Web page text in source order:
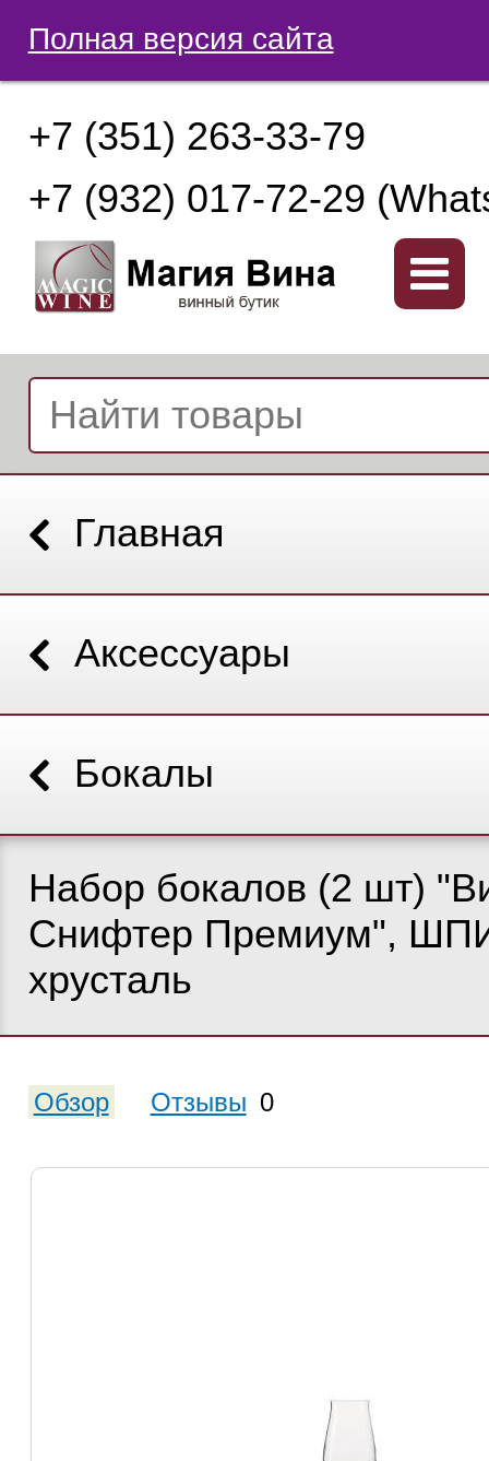
Полная версия сайта
+7 (351) 263-33-79
+7 (932) 017-72-29
Главная
Аксессуары
Бокалы
Набор бокалов (2 шт)
Снифтер Премиум",
хрусталь
Обзор Отзывы 0